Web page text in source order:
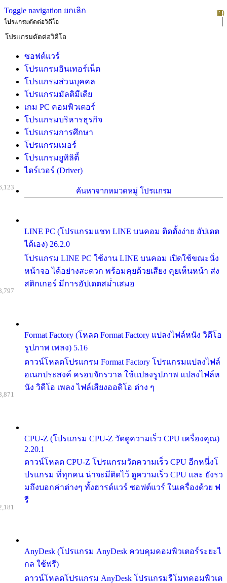
Toggle navigation ยกเลิก
โปรแกรมตัดต่อวิดีโอ
ซอฟต์แวร์
โปรแกรมอินเทอร์เน็ต
โปรแกรมส่วนบุคคล
โปรแกรมมัลติมีเดีย
เกม PC คอมพิวเตอร์
โปรแกรมบริหารธุรกิจ
โปรแกรมการศึกษา
โปรแกรมเมอร์
โปรแกรมยูทิลิตี้
ไดร์เวอร์ (Driver)
ค้นหาจากหมวดหมู่ โปรแกรม
LINE PC (โปรแกรมแชท LINE บนคอม ติดตั้งง่าย อัปเดต
ได้เอง) 26.2.0
โปรแกรม LINE PC ใช้งาน LINE บนคอม เปิดใช้ขณะนั่ง
หน้าจอ ได้อย่างสะดวก พร้อมคุยด้วยเสียง คุยเห็นหน้า ส่ง
สติกเกอร์ มีการอัปเดตสม่ำเสมอ
Format Factory (โหลด Format Factory แปลงไฟล์หนัง วิดีโอ
รูปภาพ เพลง) 5.16
ดาวน์โหลดโปรแกรม Format Factory โปรแกรมแปลงไฟล์
อเนกประสงค์ ครอบจักรวาล ใช้แปลงรูปภาพ แปลงไฟล์ห
นัง วิดีโอ เพลง ไฟล์เสียงออดิโอ ต่าง ๆ
CPU-Z (โปรแกรม CPU-Z วัดดูความเร็ว CPU เครื่องคุณ)
2.20.1
ดาวน์โหลด CPU-Z โปรแกรมวัดความเร็ว CPU อีกหนึ่งโ
ปรแกรม ที่ทุกคน น่าจะมีติดไว้ ดูความเร็ว CPU และ ยังรว
มถึงบอกค่าต่างๆ ทั้งฮารด์แวร์ ซอฟต์แวร์ ในเครื่องด้วย ฟ
รี
AnyDesk (โปรแกรม AnyDesk ควบคุมคอมพิวเตอร์ระยะไ
กล ใช้ฟรี)
ดาวน์โหลดโปรแกรม AnyDesk โปรแกรมรีโมทคอมพิวเต
1
2
3
4
5
6
7
8
9
10